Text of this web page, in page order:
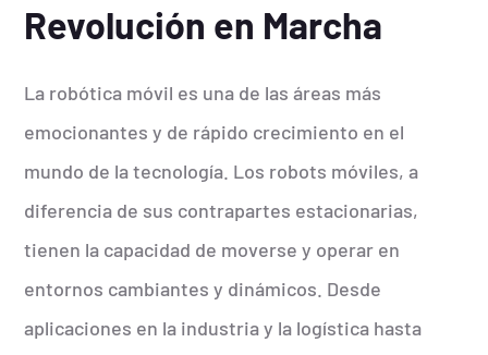
Revolución en Marcha
La robótica móvil es una de las áreas más
emocionantes y de rápido crecimiento en el
mundo de la tecnología. Los robots móviles, a
diferencia de sus contrapartes estacionarias,
tienen la capacidad de moverse y operar en
entornos cambiantes y dinámicos. Desde
aplicaciones en la industria y la logística hasta